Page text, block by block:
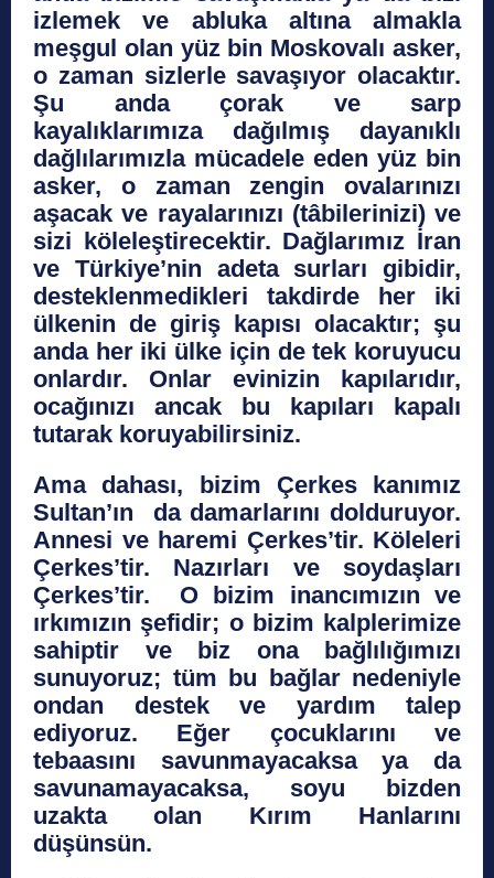
izlemek ve abluka altına almakla
meşgul olan yüz bin Moskovalı asker,
o zaman sizlerle savaşıyor olacaktır.
Şu anda çorak ve sarp
kayalıklarımıza dağılmış dayanıklı
dağlılarımızla mücadele eden yüz bin
asker, o zaman zengin ovalarınızı
aşacak ve rayalarınızı (tâbilerinizi) ve
sizi köleleştirecektir. Dağlarımız İran
ve Türkiye’nin adeta surları gibidir,
desteklenmedikleri takdirde her iki
ülkenin de giriş kapısı olacaktır; şu
anda her iki ülke için de tek koruyucu
onlardır. Onlar evinizin kapılarıdır,
ocağınızı ancak bu kapıları kapalı
tutarak koruyabilirsiniz.
Ama dahası, bizim Çerkes kanımız
Sultan’ın da damarlarını dolduruyor.
Annesi ve haremi Çerkes’tir. Köleleri
Çerkes’tir. Nazırları ve soydaşları
Çerkes’tir. O bizim inancımızın ve
ırkımızın şefidir; o bizim kalplerimize
sahiptir ve biz ona bağlılığımızı
sunuyoruz; tüm bu bağlar nedeniyle
ondan destek ve yardım talep
ediyoruz. Eğer çocuklarını ve
tebaasını savunmayacaksa ya da
savunamayacaksa, soyu bizden
uzakta olan Kırım Hanlarını
düşünsün.